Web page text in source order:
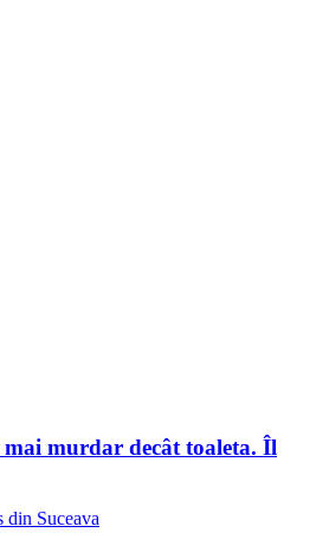
murdar decât toaleta. Îl